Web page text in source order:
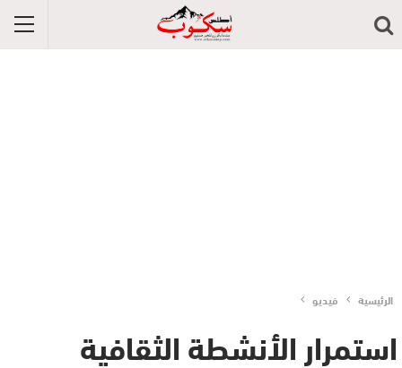
الرئيسية فيديو
استمرار الأنشطة الثقافية